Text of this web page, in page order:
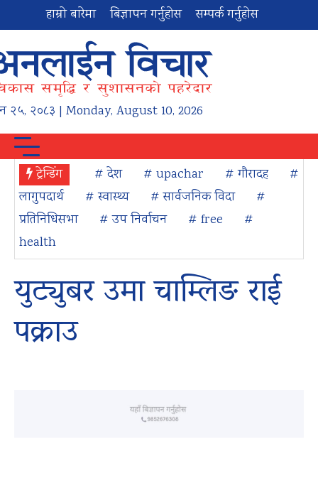
हाम्रो बारेमा बिज्ञापन गर्नुहोस सम्पर्क गर्नुहोस
२५, २०८३ | Monday, August 10, 2026
ट्रेन्डिंग # देश # upachar # गौरादह
#
लागुपदार्थ
# स्वास्थ्य # सार्वजनिक विदा
#
प्रतिनिधिसभा
# उप निर्वाचन # free
#
health
युट्युबर उमा चाम्लिङ राई
पक्राउ